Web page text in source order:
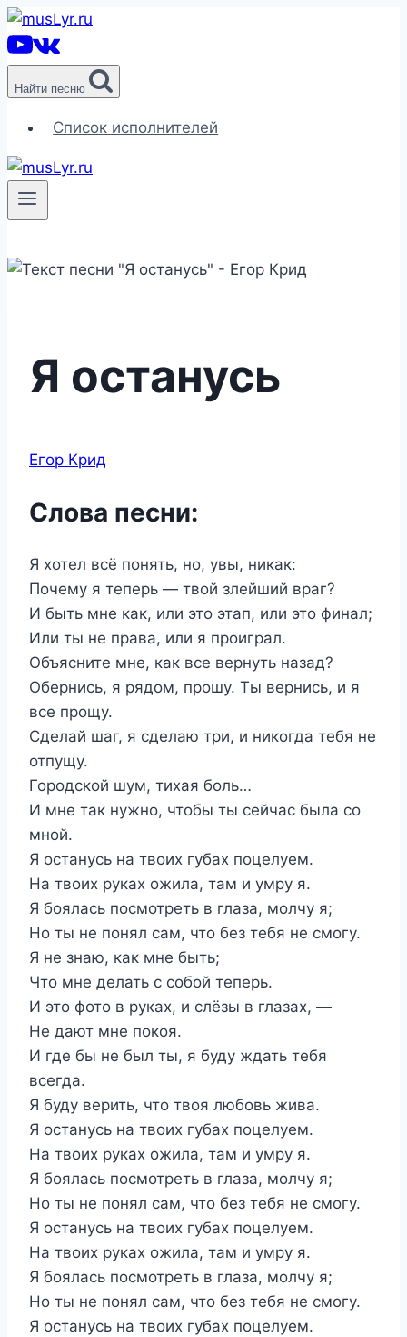
Перейти
к
содержимому
Найти песню
Список исполнителей
Я останусь
Егор Крид
Слова песни:
Я хотел всё понять, но, увы, никак:
Почему я теперь — твой злейший враг?
И быть мне как, или это этап, или это финал;
Или ты не права, или я проиграл.
Объясните мне, как все вернуть назад?
Обернись, я рядом, прошу. Ты вернись, и я
все прощу.
Сделай шаг, я сделаю три, и никогда тебя не
отпущу.
Городской шум, тихая боль…
И мне так нужно, чтобы ты сейчас была со
мной.
Я останусь на твоих губах поцелуем.
На твоих руках ожила, там и умру я.
Я боялась посмотреть в глаза, молчу я;
Но ты не понял сам, что без тебя не смогу.
Я не знаю, как мне быть;
Что мне делать с собой теперь.
И это фото в руках, и слёзы в глазах, —
Не дают мне покоя.
И где бы не был ты, я буду ждать тебя
всегда.
Я буду верить, что твоя любовь жива.
Я останусь на твоих губах поцелуем.
На твоих руках ожила, там и умру я.
Я боялась посмотреть в глаза, молчу я;
Но ты не понял сам, что без тебя не смогу.
Я останусь на твоих губах поцелуем.
На твоих руках ожила, там и умру я.
Я боялась посмотреть в глаза, молчу я;
Но ты не понял сам, что без тебя не смогу.
Я останусь на твоих губах поцелуем.